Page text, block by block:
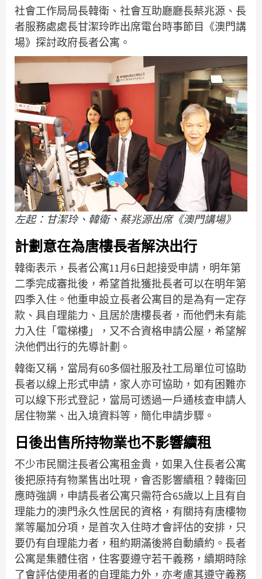
社會工作局局長韓衛、社會互助廳廳長蔡兆源、長
者服務處處長甘潔玲昨出席電台時事節目《澳門講
場》探討政府長者公寓。
左起：甘潔玲、韓衛、蔡兆源出席《澳門講場》
計劃意在為唐樓長者解決出行
韓衛表示，長者公寓11月6日起接受申請，明年第
二季完成審批後，希望首批獲批長者可以在明年第
四季入住。他重申設立長者公寓目的是為有一定存
款、具自理能力、且居於唐樓長者，而他們未有能
力入住「電梯樓」，又不合資格申請公屋，希望解
決他們出行的先導計劃。
韓衛又稱，當局有60多個社服及社工局單位可協助
長者以線上形式申請，家人亦可協助，如有困難亦
可以線下形式登記，當局可透過一戶通核查申請人
居住物業、出入境資料等，簡化申請步驟。
日後出售所持物業也不影響續租
不少市民關注長者公寓租金貴，如果入住長者公寓
後把原持有物業售出吐現，會否影響續租？韓衛回
應時強調，申請長者公寓只需符合65歲以上且有自
理能力的澳門永久性居民的資格，有關持有唐樓物
業等屬加分項，是首次入住時才會評估的安排，只
要仍有自理能力者，租約期滿後將自動續約。長者
公寓是集體住宿，住客要遵守若干義務，續期時除
了會評估使用者的自理能力外，亦考慮其遵守義務